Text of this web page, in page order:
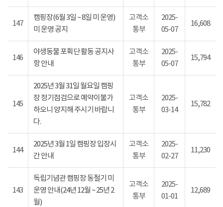
147
캠핑장(6월 3일 ~ 8일 미 운영)
미 운영 공지
고객소
통부
2025-
05-07
16,608
146
야생동물 포획단 활동 공지사
항 안내
고객소
통부
2025-
05-07
15,794
145
2025년 3월 31일 월요일 캠핑
장 정기점검으로 예약이불가
하오니 양지해 주시기 바랍니
다.
고객소
통부
2025-
03-14
15,782
144
2025년 3월 1일 캠핑장 입장시
간 안내
고객소
통부
2025-
02-27
11,230
143
독립기념관 캠핑장 동절기 미
운영 안내(24년 12월 ~ 25년 2
월)
고객소
통부
2025-
01-01
12,689